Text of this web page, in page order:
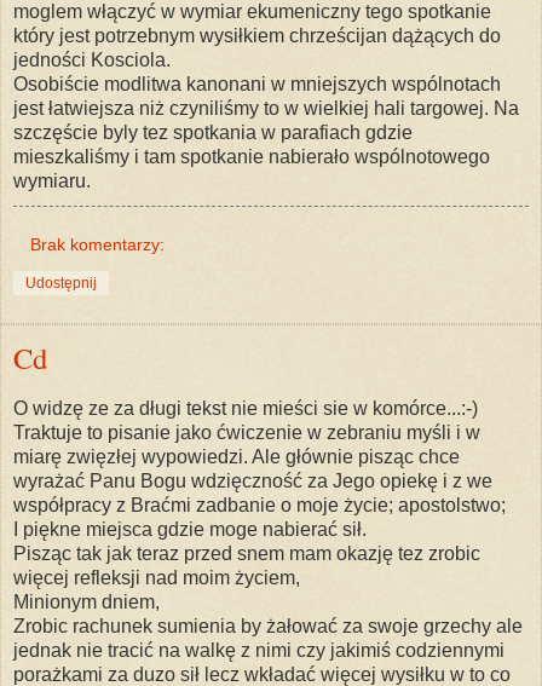
moglem włączyć w wymiar ekumeniczny tego spotkanie
który jest potrzebnym wysiłkiem chrześcijan dążących do
jedności Kosciola.
Osobiście modlitwa kanonani w mniejszych wspólnotach
jest łatwiejsza niż czyniliśmy to w wielkiej hali targowej. Na
szczęście byly tez spotkania w parafiach gdzie
mieszkaliśmy i tam spotkanie nabierało wspólnotowego
wymiaru.
Brak komentarzy:
Udostępnij
Cd
O widzę ze za długi tekst nie mieści sie w komórce...:-)
Traktuje to pisanie jako ćwiczenie w zebraniu myśli i w
miarę zwięzłej wypowiedzi. Ale głównie pisząc chce
wyrażać Panu Bogu wdzięczność za Jego opiekę i z we
współpracy z Braćmi zadbanie o moje życie; apostolstwo;
I piękne miejsca gdzie moge nabierać sił.
Pisząc tak jak teraz przed snem mam okazję tez zrobic
więcej refleksji nad moim życiem,
Minionym dniem,
Zrobic rachunek sumienia by żałować za swoje grzechy ale
jednak nie tracić na walkę z nimi czy jakimiś codziennymi
porażkami za duzo sił lecz wkładać więcej wysiłku w to co